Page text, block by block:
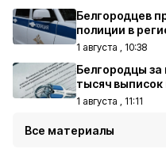
Белгородцев
полиции в
1 августа , 10:38
Белгородцы за
тысяч выписок
1 августа , 11:11
Все материалы